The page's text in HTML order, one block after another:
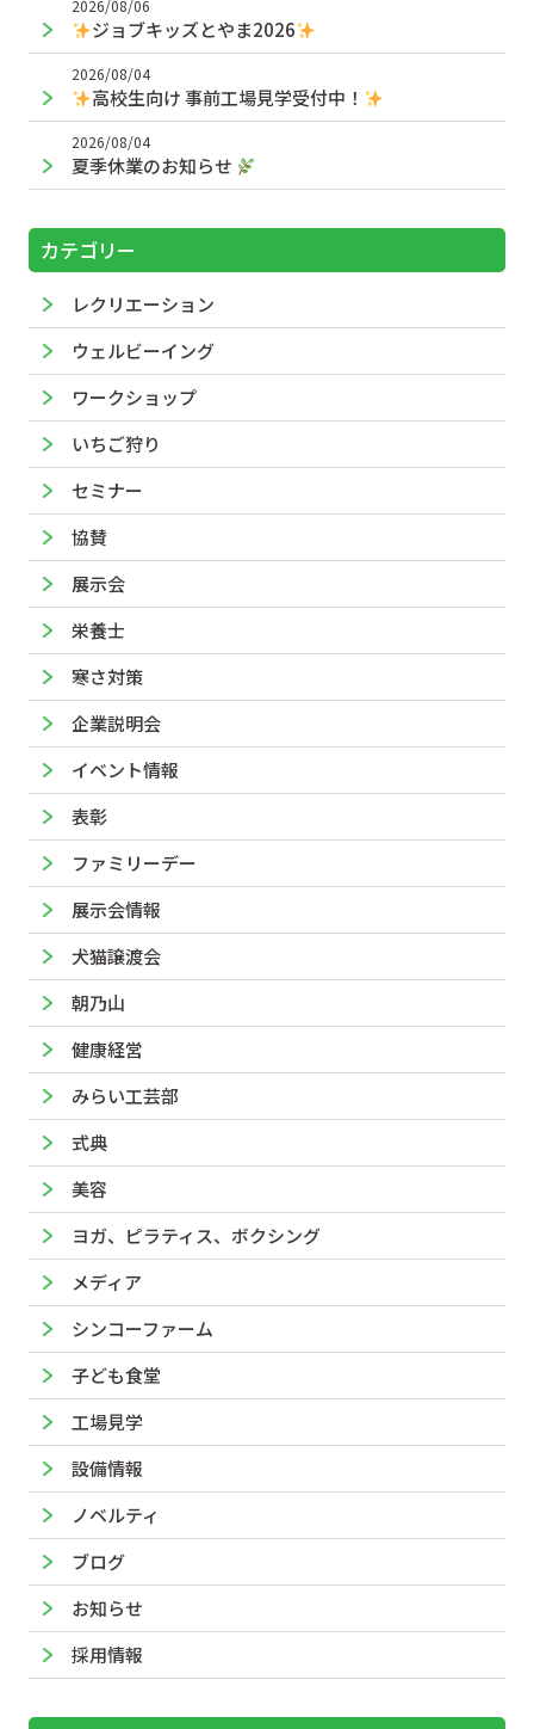
ジョブキッズとやま2026
2026/08/06
高校生向け 事前工場見学受付中！
2026/08/04
夏季休業のお知らせ
2026/08/04
カテゴリー
レクリエーション
ウェルビーイング
ワークショップ
いちご狩り
セミナー
協賛
展示会
栄養士
寒さ対策
企業説明会
イベント情報
表彰
ファミリーデー
展示会情報
犬猫譲渡会
朝乃山
健康経営
みらい工芸部
式典
美容
ヨガ、ピラティス、ボクシング
メディア
シンコーファーム
子ども食堂
工場見学
設備情報
ノベルティ
ブログ
お知らせ
採用情報